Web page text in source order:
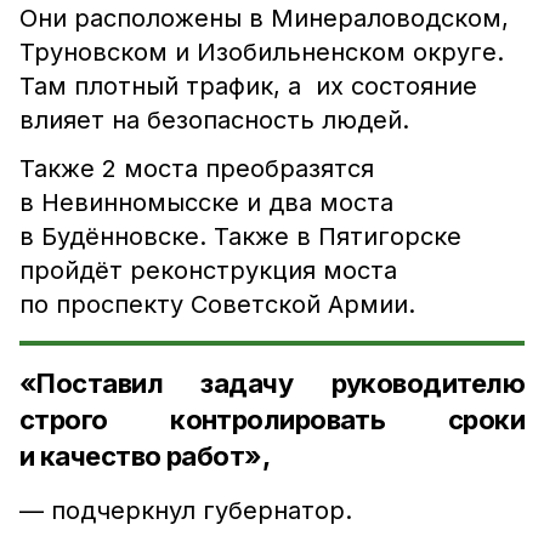
Они расположены в Минераловодском,
Труновском и Изобильненском округе.
Там плотный трафик, а их состояние
влияет на безопасность людей.
Также 2 моста преобразятся
в Невинномысске и два моста
в Будённовске. Также в Пятигорске
пройдёт реконструкция моста
по проспекту Советской Армии.
«Поставил задачу руководителю
строго контролировать сроки
и качество работ»,
— подчеркнул губернатор.